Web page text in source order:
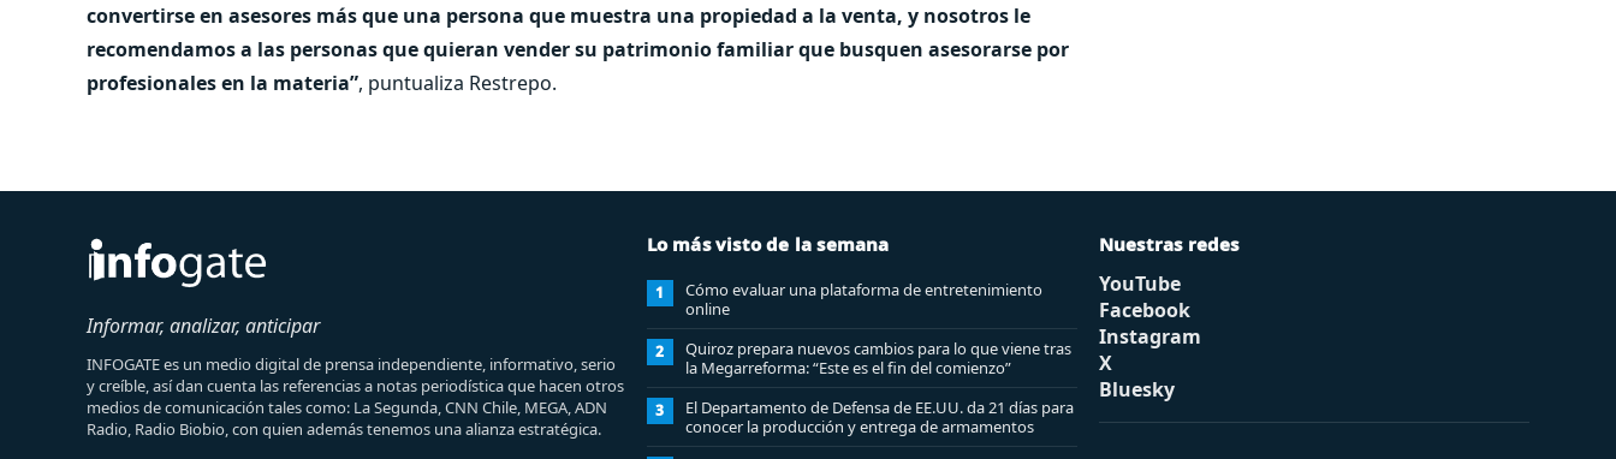
convertirse en asesores más que una persona que muestra una propiedad a la venta, y nosotros le
recomendamos a las personas que quieran vender su patrimonio familiar que busquen asesorarse por
profesionales en la materia”, puntualiza Restrepo.
Informar, analizar, anticipar
INFOGATE es un medio digital de prensa independiente, informativo, serio
y creíble, así dan cuenta las referencias a notas periodística que hacen otros
medios de comunicación tales como: La Segunda, CNN Chile, MEGA, ADN
Radio, Radio Biobio, con quien además tenemos una alianza estratégica.
Lo más visto de la semana
1
Cómo evaluar una plataforma de entretenimiento
online
2
Quiroz prepara nuevos cambios para lo que viene tras
la Megarreforma: “Este es el fin del comienzo”
3
El Departamento de Defensa de EE.UU. da 21 días para
conocer la producción y entrega de armamentos
Nuestras redes
YouTube
Facebook
Instagram
X
Bluesky